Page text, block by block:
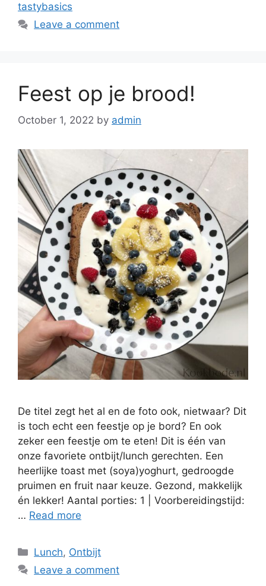
tastybasics
Leave a comment
Feest op je brood!
October 1, 2022 by admin
De titel zegt het al en de foto ook, nietwaar? Dit
is toch echt een feestje op je bord? En ook
zeker een feestje om te eten! Dit is één van
onze favoriete ontbijt/lunch gerechten. Een
heerlijke toast met (soya)yoghurt, gedroogde
pruimen en fruit naar keuze. Gezond, makkelijk
én lekker! Aantal porties: 1 | Voorbereidingstijd:
… Read more
Lunch, Ontbijt
Leave a comment